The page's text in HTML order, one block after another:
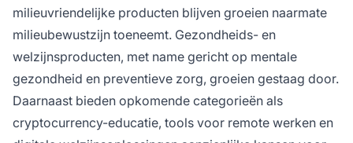
milieuvriendelijke producten blijven groeien naarmate
milieubewustzijn toeneemt. Gezondheids- en
welzijnsproducten, met name gericht op mentale
gezondheid en preventieve zorg, groeien gestaag door.
Daarnaast bieden opkomende categorieën als
cryptocurrency-educatie, tools voor remote werken en